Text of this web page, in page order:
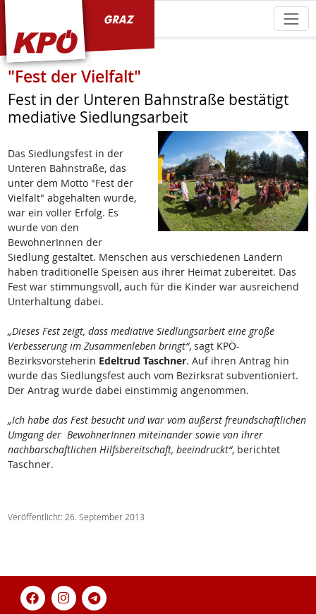
"Fest der Vielfalt"
Fest in der Unteren Bahnstraße bestätigt
mediative Siedlungsarbeit
Das Siedlungsfest in der
Unteren Bahnstraße, das
unter dem Motto "Fest der
Vielfalt" abgehalten wurde,
war ein voller Erfolg. Es
wurde von den
BewohnerInnen der
Siedlung gestaltet. Menschen aus verschiedenen Ländern
haben traditionelle Speisen aus ihrer Heimat zubereitet. Das
Fest war stimmungsvoll, auch für die Kinder war ausreichend
Unterhaltung dabei.
„Dieses Fest zeigt, dass mediative Siedlungsarbeit eine große
Verbesserung im Zusammenleben bringt“, sagt KPÖ-
Bezirksvorsteherin Edeltrud Taschner. Auf ihren Antrag hin
wurde das Siedlungsfest auch vom Bezirksrat subventioniert.
Der Antrag wurde dabei einstimmig angenommen.
„Ich habe das Fest besucht und war vom äußerst freundschaftlichen
Umgang der BewohnerInnen miteinander sowie von ihrer
nachbarschaftlichen Hilfsbereitschaft, beeindruckt“, berichtet
Taschner.
Veröffentlicht: 26. September 2013